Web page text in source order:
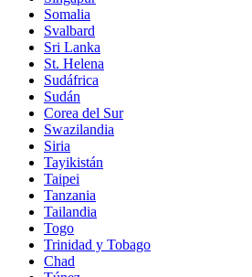
Somalia
Svalbard
Sri Lanka
St. Helena
Sudáfrica
Sudán
Corea del Sur
Swazilandia
Siria
Tayikistán
Taipei
Tanzania
Tailandia
Togo
Trinidad y Tobago
Chad